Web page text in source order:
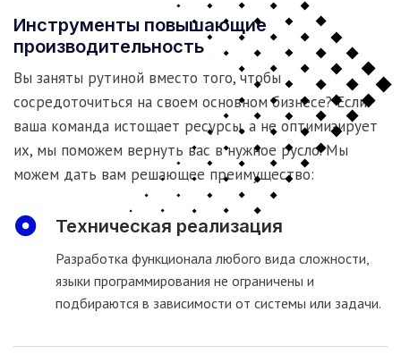
Инструменты повышающие
производительность
Вы заняты рутиной вместо того, чтобы
сосредоточиться на своем основном бизнесе? Если
ваша команда истощает ресурсы, а не оптимизирует
их, мы поможем вернуть вас в нужное русло. Мы
можем дать вам решающее преимущество:
Техническая реализация
Разработка функционала любого вида сложности,
языки программирования не ограничены и
подбираются в зависимости от системы или задачи.